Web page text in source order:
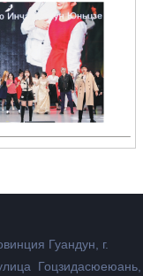
Гуандун, г.
Гоцзидасюеюань,